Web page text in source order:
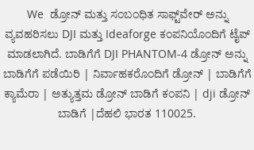
Locator Mapping. India
GPR(Ground Penetrating Radar)
Survey Provider. We provide
consolidated complete solution to
create detailed digital mapping of
underground utility lines in GIS
platform.This exercise helps in
We ಡ್ರೋನ್ ಮತ್ತು ಸಂಬಂಧಿತ ಸಾಫ್ಟ್‌ವೇರ್ ಅನ್ನು
ವ್ಯವಹರಿಸಲು DJI ಮತ್ತು Ideaforge ಕಂಪನಿಯೊಂದಿಗೆ ಟೈಪ್
ಮಾಡಲಾಗಿದೆ. ಬಾಡಿಗೆಗೆ DJI PHANTOM-4 ಡ್ರೋನ್ ಅನ್ನು
ಬಾಡಿಗೆಗೆ ಪಡೆಯಿರಿ | ನಿರ್ವಾಹಕರೊಂದಿಗೆ ಡ್ರೋನ್ | ಬಾಡಿಗೆಗೆ
ಕ್ಯಾಮೆರಾ | ಅತ್ಯುತ್ತಮ ಡ್ರೋನ್ ಬಾಡಿಗೆ ಕಂಪನಿ | dji ಡ್ರೋನ್
ಬಾಡಿಗೆ |ದೆಹಲಿ ಭಾರತ 110025.